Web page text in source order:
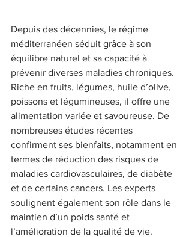
Depuis des décennies, le régime
méditerranéen séduit grâce à son
équilibre naturel et sa capacité à
prévenir diverses maladies chroniques.
Riche en fruits, légumes, huile d’olive,
poissons et légumineuses, il offre une
alimentation variée et savoureuse. De
nombreuses études récentes
confirment ses bienfaits, notamment en
termes de réduction des risques de
maladies cardiovasculaires, de diabète
et de certains cancers. Les experts
soulignent également son rôle dans le
maintien d’un poids santé et
l’amélioration de la qualité de vie.